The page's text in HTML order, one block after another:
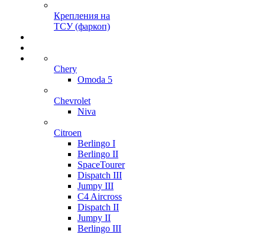
Крепления на
ТСУ (фаркоп)
Chery
Omoda 5
Chevrolet
Niva
Citroen
Berlingo I
Berlingo II
SpaceTourer
Dispatch III
Jumpy III
C4 Aircross
Dispatch II
Jumpy II
Berlingo III